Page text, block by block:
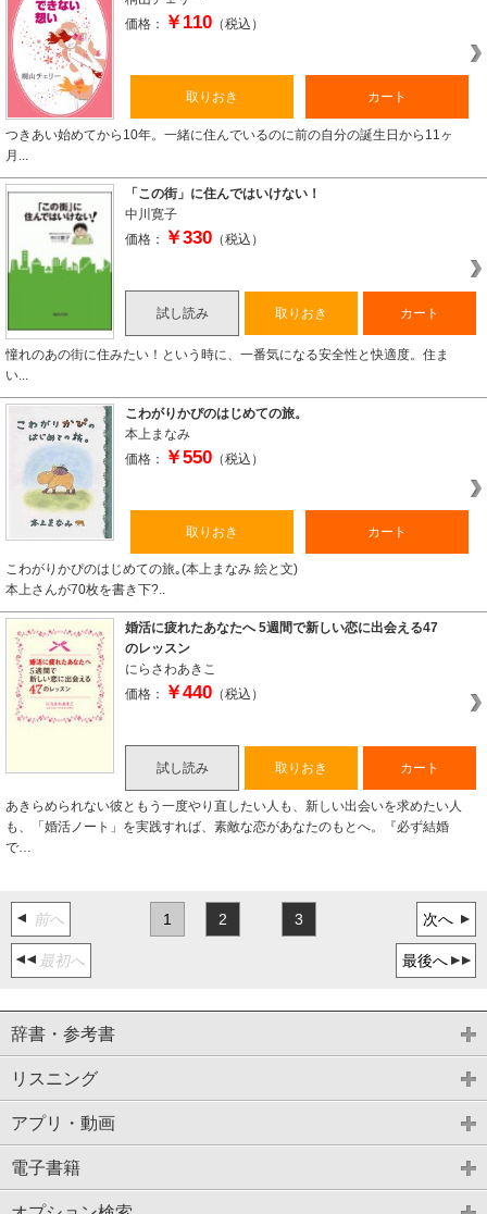
価格：
￥110 （税込）
取りおき カート
つきあい始めてから10年。一緒に住んでいるのに前の自分の誕生日から11ヶ
月...
「この街」に住んではいけない！
中川寛子
価格：
￥330 （税込）
試し読み 取りおき カート
憧れのあの街に住みたい！という時に、一番気になる安全性と快適度。住ま
い...
こわがりかぴのはじめての旅。
本上まなみ
価格：
￥550 （税込）
取りおき カート
こわがりかぴのはじめての旅｡(本上まなみ 絵と文)
本上さんが70枚を書き下?..
婚活に疲れたあなたへ 5週間で新しい恋に出会える47
のレッスン
にらさわあきこ
価格：
￥440 （税込）
試し読み 取りおき カート
あきらめられない彼ともう一度やり直したい人も、新しい出会いを求めたい人
も、「婚活ノート」を実践すれば、素敵な恋があなたのもとへ。『必ず結婚
で…
最初へ
前へ 1 2 3 次へ
最後へ
辞書・参考書
リスニング
アプリ・動画
電子書籍